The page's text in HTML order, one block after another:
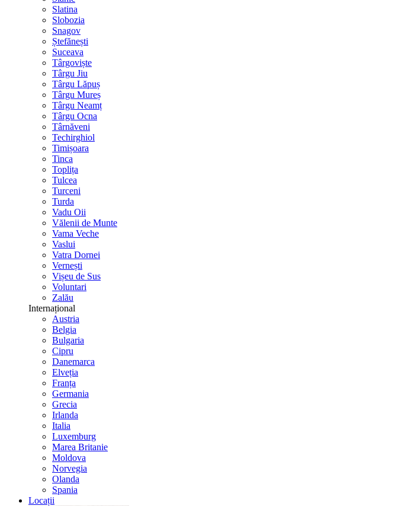
Slatina
Slobozia
Snagov
Ștefănești
Suceava
Târgoviște
Târgu Jiu
Târgu Lăpuș
Târgu Mureș
Târgu Neamț
Târgu Ocna
Târnăveni
Techirghiol
Timișoara
Tinca
Toplița
Tulcea
Turceni
Turda
Vadu Oii
Vălenii de Munte
Vama Veche
Vaslui
Vatra Dornei
Vernești
Vișeu de Sus
Voluntari
Zalău
Internațional
Austria
Belgia
Bulgaria
Cipru
Danemarca
Elveția
Franța
Germania
Grecia
Irlanda
Italia
Luxemburg
Marea Britanie
Moldova
Norvegia
Olanda
Spania
Locații